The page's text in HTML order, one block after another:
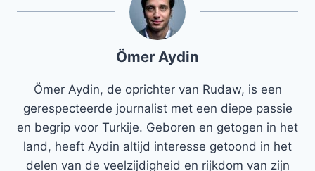
Ömer Aydin
Ömer Aydin, de oprichter van Rudaw, is een
gerespecteerde journalist met een diepe passie
en begrip voor Turkije. Geboren en getogen in het
land, heeft Aydin altijd interesse getoond in het
delen van de veelzijdigheid en rijkdom van zijn